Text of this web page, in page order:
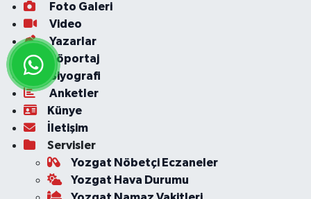
Foto Galeri
Video
Yazarlar
Röportaj
Biyografi
Anketler
Künye
İletişim
Servisler
Yozgat Nöbetçi Eczaneler
Yozgat Hava Durumu